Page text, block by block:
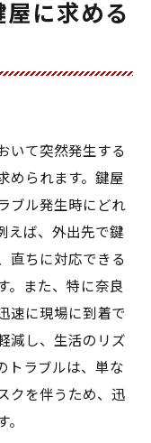
に求める
いて突然発生する
められます。鍵屋
ブル発生時にどれ
えば、外出先で鍵
直ちに対応できる
。また、特に奈良
速に現場に到着で
減し、生活のリズ
トラブルは、単な
クを伴うため、迅